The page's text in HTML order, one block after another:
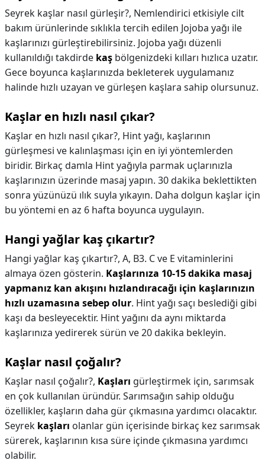
Seyrek kaşlar nasıl gürleşir?, Nemlendirici etkisiyle cilt
bakım ürünlerinde sıklıkla tercih edilen Jojoba yağı ile
kaşlarınızı gürleştirebilirsiniz. Jojoba yağı düzenli
kullanıldığı takdirde kaş bölgenizdeki kılları hızlıca uzatır.
Gece boyunca kaşlarınızda bekleterek uygulamanız
halinde hızlı uzayan ve gürleşen kaşlara sahip olursunuz.
Kaşlar en hızlı nasıl çıkar?
Kaşlar en hızlı nasıl çıkar?, Hint yağı, kaşlarının
gürleşmesi ve kalınlaşması için en iyi yöntemlerden
biridir. Birkaç damla Hint yağıyla parmak uçlarınızla
kaşlarınızın üzerinde masaj yapın. 30 dakika beklettikten
sonra yüzünüzü ılık suyla yıkayın. Daha dolgun kaşlar için
bu yöntemi en az 6 hafta boyunca uygulayın.
Hangi yağlar kaş çıkartır?
Hangi yağlar kaş çıkartır?, A, B3. C ve E vitaminlerini
almaya özen gösterin. Kaşlarınıza 10-15 dakika masaj
yapmanız kan akışını hızlandıracağı için kaşlarınızın
hızlı uzamasına sebep olur. Hint yağı saçı beslediği gibi
kaşı da besleyecektir. Hint yağını da aynı miktarda
kaşlarınıza yedirerek sürün ve 20 dakika bekleyin.
Kaşlar nasıl çoğalır?
Kaşlar nasıl çoğalır?, Kaşları gürleştirmek için, sarımsak
en çok kullanılan üründür. Sarımsağın sahip olduğu
özellikler, kaşların daha gür çıkmasına yardımcı olacaktır.
Seyrek kaşları olanlar gün içerisinde birkaç kez sarımsak
sürerek, kaşlarının kısa süre içinde çıkmasına yardımcı
olabilir.